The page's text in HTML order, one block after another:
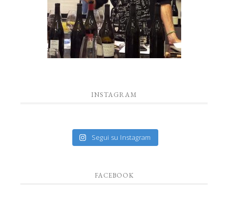
INSTAGRAM
Segui su Instagram
FACEBOOK